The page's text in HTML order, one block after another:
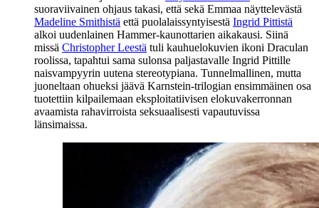
suoraviivainen ohjaus takasi, että sekä Emmaa näyttelevästä
Madeline Smithistä että puolalaissyntyisestä Ingrid Pittistä
alkoi uudenlainen Hammer-kaunottarien aikakausi. Siinä
missä Christopher Leestä tuli kauhuelokuvien ikoni Draculan
roolissa, tapahtui sama sulonsa paljastavalle Ingrid Pittille
naisvampyyrin uutena stereotypiana. Tunnelmallinen, mutta
juoneltaan ohueksi jäävä Karnstein-trilogian ensimmäinen osa
tuotettiin kilpailemaan eksploitatiivisen elokuvakerronnan
avaamista rahavirroista seksuaalisesti vapautuvissa
länsimaissa.